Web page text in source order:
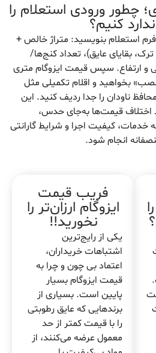
چطور ورودی استعلام را
کنیم؟
فرم استعلام بنویسید: متراژ خالص +
بقایای عایق)، تعداد کنج‌ها/
و ارتفاع. سپس قیمت ایزوگام متری
بخواهید و اقلام تکمیلی مثل
ناودان را جدا ردیف کنید. این
اختلاف قیمت‌ها به‌جای حدس،
کیفیت اجرا و شرایط گارانتی
انجام شود.
فریب قیمت
ایزوگام ارزان‌تر را
نخورید!!
یکی از رایج‌ترین
اشتباهات خریداران،
اعتماد بی چون و چرا به
قیمت ایزوگام بسیار
پایین است. بسیاری از
برندهایی که عایق رطوبتی
را با قیمت کمتر از حد
معمول عرضه می‌کنند، از